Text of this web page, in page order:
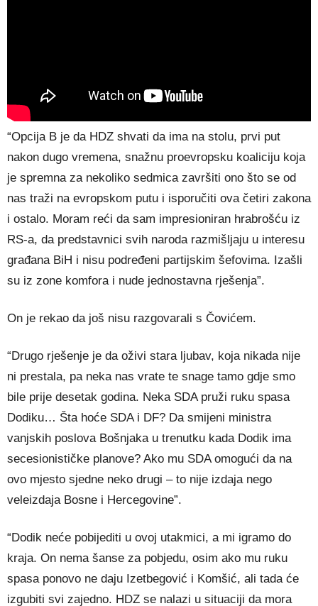
“Opcija B je da HDZ shvati da ima na stolu, prvi put
nakon dugo vremena, snažnu proevropsku koaliciju koja
je spremna za nekoliko sedmica završiti ono što se od
nas traži na evropskom putu i isporučiti ova četiri zakona
i ostalo. Moram reći da sam impresioniran hrabrošću iz
RS-a, da predstavnici svih naroda razmišljaju u interesu
građana BiH i nisu podređeni partijskim šefovima. Izašli
su iz zone komfora i nude jednostavna rješenja”.
On je rekao da još nisu razgovarali s Čovićem.
“Drugo rješenje je da oživi stara ljubav, koja nikada nije
ni prestala, pa neka nas vrate te snage tamo gdje smo
bile prije desetak godina. Neka SDA pruži ruku spasa
Dodiku… Šta hoće SDA i DF? Da smijeni ministra
vanjskih poslova Bošnjaka u trenutku kada Dodik ima
secesionističke planove? Ako mu SDA omogući da na
ovo mjesto sjedne neko drugi – to nije izdaja nego
veleizdaja Bosne i Hercegovine”.
“Dodik neće pobijediti u ovoj utakmici, a mi igramo do
kraja. On nema šanse za pobjedu, osim ako mu ruku
spasa ponovo ne daju Izetbegović i Komšić, ali tada će
izgubiti svi zajedno. HDZ se nalazi u situaciji da mora